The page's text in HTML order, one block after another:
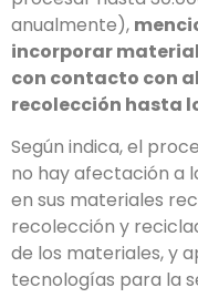
anualmente),
incorporar
con contacto con
recolección hasta
Se­gún indica, el
no hay afectación a
en sus materiales
recolección y
de los materiales, y
tecnologías para la